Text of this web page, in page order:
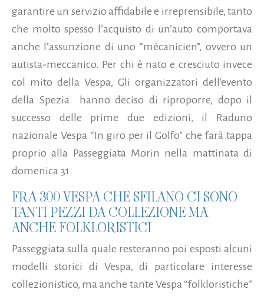
garantire un servizio affidabile e irreprensibile, tanto
che molto spesso l’acquisto di un’auto comportava
anche l’assunzione di uno “mécanicien”, ovvero un
autista-meccanico. Per chi è nato e cresciuto invece
col mito della Vespa, Gli organizzatori dell'evento
della Spezia
hanno deciso di riproporre, dopo il
successo delle prime due edizioni, il Raduno
nazionale Vespa “In giro per il Golfo” che farà tappa
proprio alla Passeggiata Morin nella mattinata di
domenica 31.
FRA 300 VESPA CHE SFILANO CI SONO
TANTI PEZZI DA COLLEZIONE MA
ANCHE FOLKLORISTICI
Passeggiata sulla quale resteranno poi esposti alcuni
modelli storici di Vespa, di particolare interesse
collezionistico, ma anche tante Vespa “folkloristiche”